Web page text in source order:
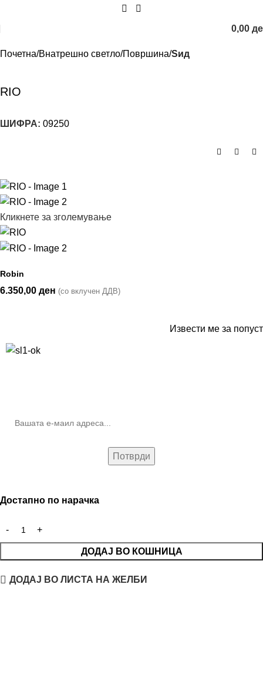
0,00
Почетна Внатрешно светло Површина Sид
RIO
ШИФРА: 09250
Кликнете за зголемување
Robin
6.350,00 ден (со вклучен ДДВ)
Извести ме за попуст
Достапно по нарачка
ДОДАЈ ВО КОШНИЦА
ДОДАЈ ВО ЛИСТА НА ЖЕЛБИ